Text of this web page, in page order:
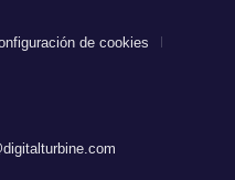
de cookies